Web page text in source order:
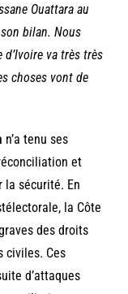
Ouattara au
bilan. Nous
va très très
choses vont de
n’a tenu ses
et
la sécurité. En
la Côte
des droits
civiles. Ces
d’attaques